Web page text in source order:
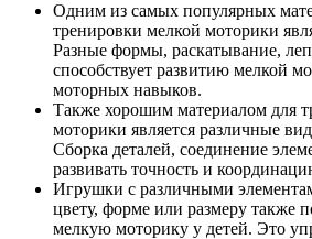
Одним из самых популярных
тренировки мелкой моторики
Разные формы, раскатывание,
способствует развитию мелкой
моторных навыков.
Также хорошим материалом для
моторики является различные
Сборка деталей, соединение
развивать точность и
Игрушки с различными
цвету, форме или размеру также
мелкую моторику у детей. Это